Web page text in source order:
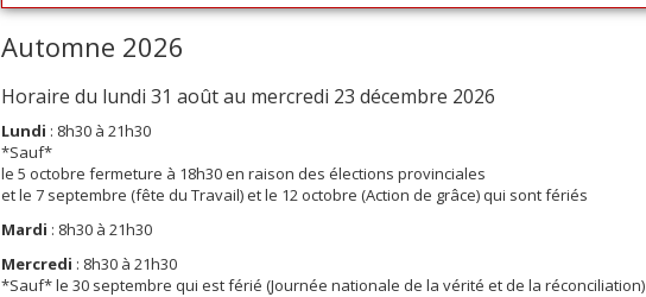
Automne 2026
Horaire du lundi 31 août au mercredi 23 décembre 2026
Lundi : 8h30 à 21h30
*Sauf*
le 5 octobre fermeture à 18h30 en raison des élections provinciales
et le 7 septembre (fête du Travail) et le 12 octobre (Action de grâce) qui sont fériés
Mardi : 8h30 à 21h30
Mercredi : 8h30 à 21h30
*Sauf* le 30 septembre qui est férié (Journée nationale de la vérité et de la réconciliation)